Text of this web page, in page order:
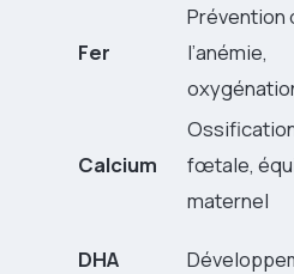
Fer
Prévention
l’anémie,
Calcium
fœtale,
maternel
DHA